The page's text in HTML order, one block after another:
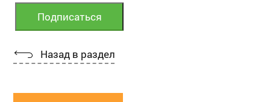
Назад в раздел